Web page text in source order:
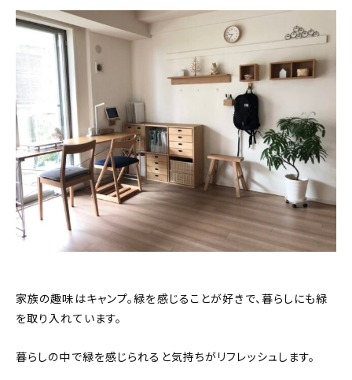
家族の趣味はキャンプ。緑を感じることが好きで、暮らしにも緑
を取り入れています。
暮らしの中で緑を感じられると気持ちがリフレッシュします。